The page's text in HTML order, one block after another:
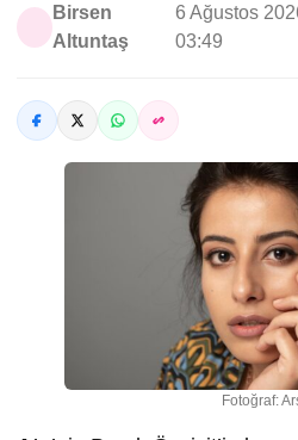
Birsen
Altuntaş
6 Ağustos
03:49
Fotoğraf: